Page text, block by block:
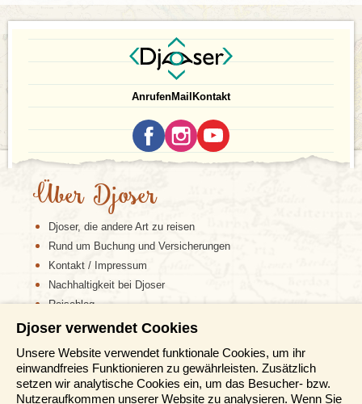
AnrufenMail Kontakt
Über Djoser
Djoser, die andere Art zu reisen
Rund um Buchung und Versicherungen
Kontakt / Impressum
Nachhaltigkeit bei Djoser
Reiseblog
Informationen
Reisemessen
Häufig gestellte Fragen
Djoser verwendet Cookies
Unsere Website verwendet funktionale Cookies, um ihr
einwandfreies Funktionieren zu gewährleisten. Zusätzlich
setzen wir analytische Cookies ein, um das Besucher- bzw.
Nutzeraufkommen unserer Website zu analysieren. Wenn Sie